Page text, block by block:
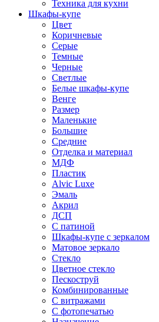
Техника для кухни
Шкафы-купе
Цвет
Коричневые
Серые
Темные
Черные
Светлые
Белые шкафы-купе
Венге
Размер
Маленькие
Большие
Средние
Отделка и материал
МДФ
Пластик
Alvic Luxe
Эмаль
Акрил
ДСП
С патиной
Шкафы-купе с зеркалом
Матовое зеркало
Стекло
Цветное стекло
Пескоструй
Комбинированные
С витражами
С фотопечатью